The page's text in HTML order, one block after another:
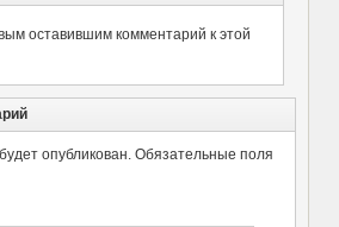
оставившим комментарий к этой
опубликован. Обязательные поля